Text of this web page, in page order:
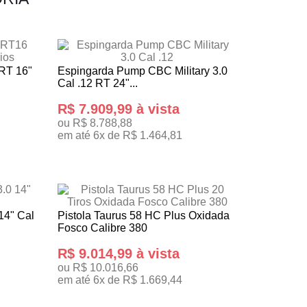
16"
Espingarda Pump CBC Military 3.0
Cal .12 RT 24"...
R$ 7.909,99 à vista
ou R$ 8.788,88
em até 6x de R$ 1.464,81
Cal
Pistola Taurus 58 HC Plus Oxidada
Fosco Calibre 380
R$ 9.014,99 à vista
ou R$ 10.016,66
em até 6x de R$ 1.669,44